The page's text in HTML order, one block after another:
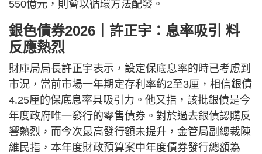
550億元，則會以循環方法配發。
銀色債券2026｜許正宇：息率吸引 料
反應熱烈
財庫局局長許正宇表示，設定保底息率的時已考慮到
市況，當前市場一年期定存利率約2至3厘，相信銀債
4.25厘的保底息率具吸引力。他又指，該批銀債是今
年度政府唯一發行的零售債券。對於過去銀債認購反
響熱烈，而今次最高發行額未提升，金管局副總裁陳
維民指，本年度財政預算案中年度債券發行總額為